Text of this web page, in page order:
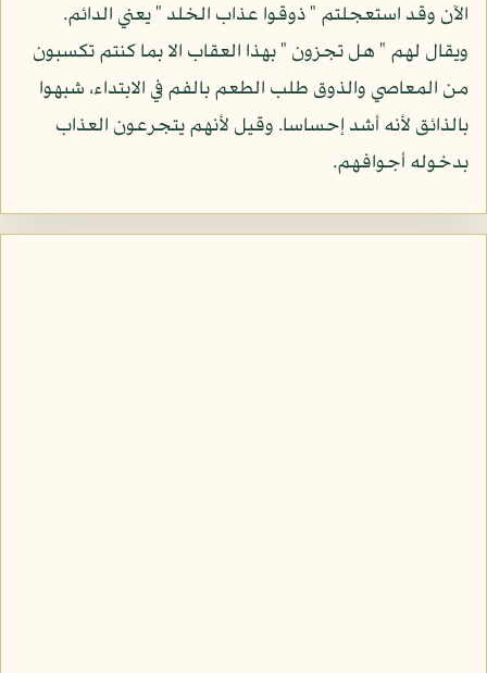
الآن وقد استعجلتم " ذوقوا عذاب الخلد " يعني الدائم.
ويقال لهم " هل تجزون " بهذا العقاب الا بما كنتم تكسبون
من المعاصي والذوق طلب الطعم بالفم في الابتداء، شبهوا
بالذائق لأنه أشد إحساسا. وقيل لأنهم يتجرعون العذاب
بدخوله أجوافهم.